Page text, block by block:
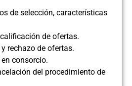
de selección, características
de ofertas.
rechazo de ofertas.
consorcio.
del procedimiento de